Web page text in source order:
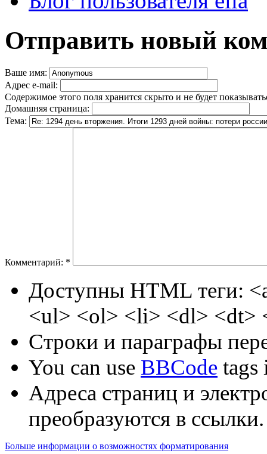
Отправить новый
Ваше имя:
Адрес e-mail:
Содержимое этого поля хранится скрыто и не будет
Домашняя страница:
Тема:
Комментарий: *
Доступны HTML теги:
<ul> <ol> <li> <dl> <dt>
Строки и параграфы
You can use BBCode tags
Адреса страниц и
преобразуются в ссылки.
Больше информации о возможностях форматирования